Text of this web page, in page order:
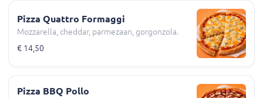
Pizza Quattro Formaggi
Mozzarella, cheddar, parmezaan, gorgonzola.
€ 14,50
Pizza BBQ Pollo